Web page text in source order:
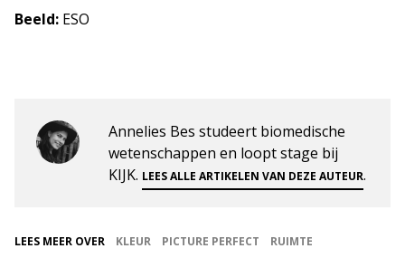
Beeld: ESO
Annelies Bes studeert biomedische
wetenschappen en loopt stage bij
KIJK. LEES ALLE ARTIKELEN VAN DEZE AUTEUR.
LEES MEER OVER KLEUR PICTURE PERFECT
RUIMTE